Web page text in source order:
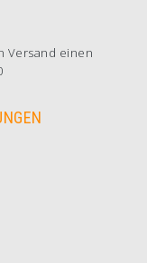
Versand einen